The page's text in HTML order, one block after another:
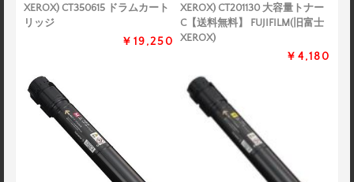
XEROX) CT350615 ドラムカート
リッジ
￥19,250
XEROX) CT201130 大容量トナー
C【送料無料】 FUJIFILM(旧富士
XEROX)
￥4,180